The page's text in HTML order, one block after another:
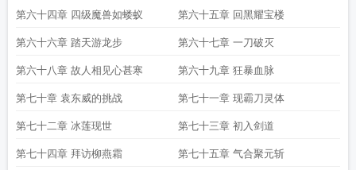
第六十四章 四级魔兽如蝼蚁 第六十五章 回黑耀宝楼
第六十六章 踏天游龙步 第六十七章 一刀破灭
第六十八章 故人相见心甚寒 第六十九章 狂暴血脉
第七十章 袁东威的挑战 第七十一章 现霸刀灵体
第七十二章 冰莲现世 第七十三章 初入剑道
第七十四章 拜访柳燕霜 第七十五章 气合聚元斩